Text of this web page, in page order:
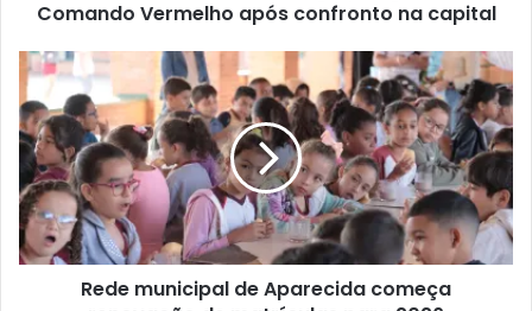
Comando Vermelho após confronto na capital
Rede municipal de Aparecida começa